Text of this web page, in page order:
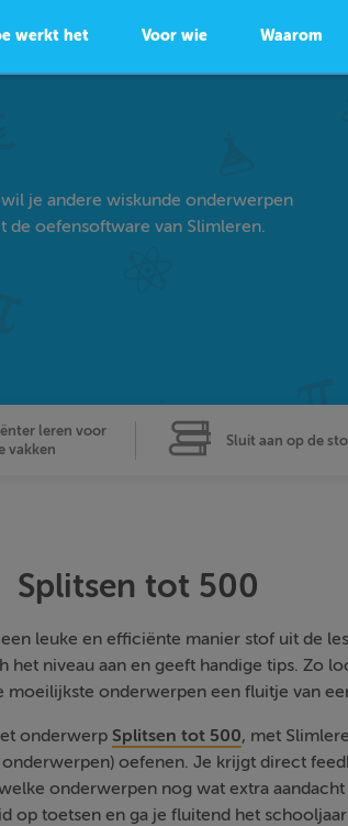
werkt het Voor wie Waarom
je andere wiskunde onderwerpen
de oefensoftware van Slimleren.
leren voor
vakken
Sluit aan op de
Splitsen tot 500
leuke en efficiënte manier stof uit de
het niveau aan en geeft handige tips. Zo
moeilijkste onderwerpen een fluitje van
onderwerp Splitsen tot 500, met
oefenen. Je krijgt direct
onderwerpen nog wat extra
op toetsen en ga je fluitend het